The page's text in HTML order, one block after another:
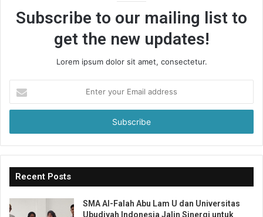
Subscribe to our mailing list to
get the new updates!
Lorem ipsum dolor sit amet, consectetur.
your
Email
Recent Posts
SMA Al-Falah Abu Lam U dan Universitas
Ubudiyah Indonesia Jalin Sinergi untuk